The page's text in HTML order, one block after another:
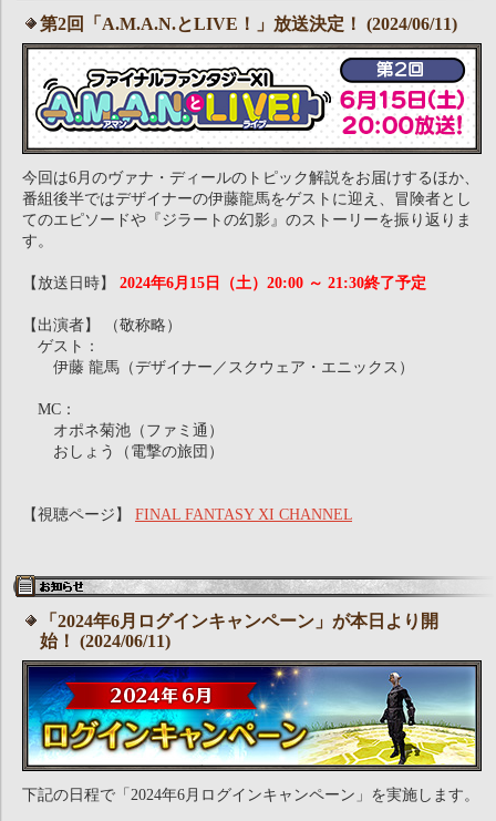
第2回「A.M.A.N.とLIVE！」放送決定！ (2024/06/11)
今回は6月のヴァナ・ディールのトピック解説をお届けするほか、
番組後半ではデザイナーの伊藤龍馬をゲストに迎え、冒険者とし
てのエピソードや『ジラートの幻影』のストーリーを振り返りま
す。
【放送日時】 2024年6月15日（土）20:00 ～ 21:30終了予定
【出演者】 （敬称略）
ゲスト：
伊藤 龍馬（デザイナー／スクウェア・エニックス）
MC：
オポネ菊池（ファミ通）
おしょう（電撃の旅団）
【視聴ページ】 FINAL FANTASY XI CHANNEL
「2024年6月ログインキャンペーン」が本日より開
始！ (2024/06/11)
下記の日程で「2024年6月ログインキャンペーン」を実施します。